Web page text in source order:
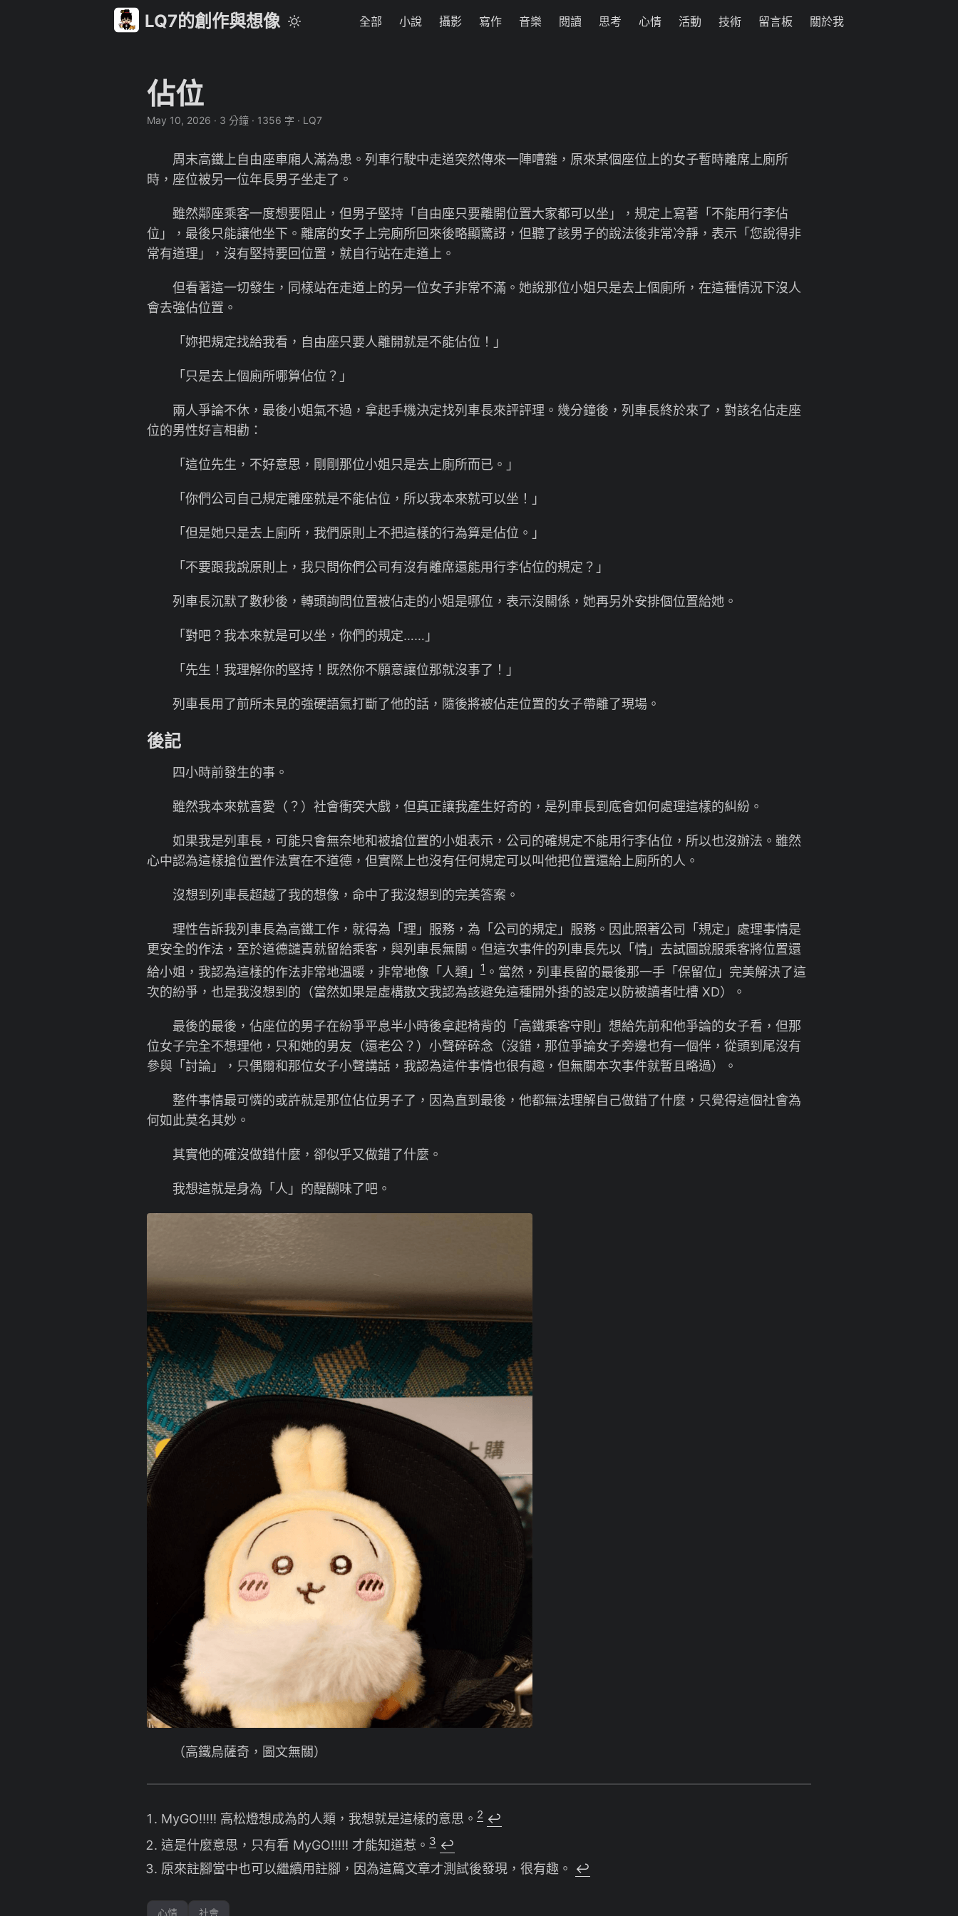
LQ7的創作與想像 全部 小說 攝影 寫作 音樂 閱讀 思考 心情 活動 技術 留言板 關於我
佔位
May 10, 2026 · 3 分鐘 · 1356 字 · LQ7
周末高鐵上自由座車廂人滿為患。列車行駛中走道突然傳來一陣嘈雜，原來某個座位上的女子暫時離席上廁所
時，座位被另一位年長男子坐走了。
雖然鄰座乘客一度想要阻止，但男子堅持「自由座只要離開位置大家都可以坐」，規定上寫著「不能用行李佔
位」，最後只能讓他坐下。離席的女子上完廁所回來後略顯驚訝，但聽了該男子的說法後非常冷靜，表示「您說得非
常有道理」，沒有堅持要回位置，就自行站在走道上。
但看著這一切發生，同樣站在走道上的另一位女子非常不滿。她說那位小姐只是去上個廁所，在這種情況下沒人
會去強佔位置。
「妳把規定找給我看，自由座只要人離開就是不能佔位！」
「只是去上個廁所哪算佔位？」
兩人爭論不休，最後小姐氣不過，拿起手機決定找列車長來評評理。幾分鐘後，列車長終於來了，對該名佔走座
位的男性好言相勸：
「這位先生，不好意思，剛剛那位小姐只是去上廁所而已。」
「你們公司自己規定離座就是不能佔位，所以我本來就可以坐！」
「但是她只是去上廁所，我們原則上不把這樣的行為算是佔位。」
「不要跟我說原則上，我只問你們公司有沒有離席還能用行李佔位的規定？」
列車長沉默了數秒後，轉頭詢問位置被佔走的小姐是哪位，表示沒關係，她再另外安排個位置給她。
「對吧？我本來就是可以坐，你們的規定……」
「先生！我理解你的堅持！既然你不願意讓位那就沒事了！」
列車長用了前所未見的強硬語氣打斷了他的話，隨後將被佔走位置的女子帶離了現場。
後記
四小時前發生的事。
雖然我本來就喜愛（？）社會衝突大戲，但真正讓我產生好奇的，是列車長到底會如何處理這樣的糾紛。
如果我是列車長，可能只會無奈地和被搶位置的小姐表示，公司的確規定不能用行李佔位，所以也沒辦法。雖然
心中認為這樣搶位置作法實在不道德，但實際上也沒有任何規定可以叫他把位置還給上廁所的人。
沒想到列車長超越了我的想像，命中了我沒想到的完美答案。
理性告訴我列車長為高鐵工作，就得為「理」服務，為「公司的規定」服務。因此照著公司「規定」處理事情是
更安全的作法，至於道德譴責就留給乘客，與列車長無關。但這次事件的列車長先以「情」去試圖說服乘客將位置還
給小姐，我認為這樣的作法非常地溫暖，非常地像「人類」
1 。當然，列車長留的最後那一手「保留位」完美解決了這
次的紛爭，也是我沒想到的（當然如果是虛構散文我認為該避免這種開外掛的設定以防被讀者吐槽 XD）。
最後的最後，佔座位的男子在紛爭平息半小時後拿起椅背的「高鐵乘客守則」想給先前和他爭論的女子看，但那
位女子完全不想理他，只和她的男友（還老公？）小聲碎碎念（沒錯，那位爭論女子旁邊也有一個伴，從頭到尾沒有
參與「討論」，只偶爾和那位女子小聲講話，我認為這件事情也很有趣，但無關本次事件就暫且略過）。
整件事情最可憐的或許就是那位佔位男子了，因為直到最後，他都無法理解自己做錯了什麼，只覺得這個社會為
何如此莫名其妙。
其實他的確沒做錯什麼，卻似乎又做錯了什麼。
我想這就是身為「人」的醍醐味了吧。
（高鐵烏薩奇，圖文無關）
MyGO!!!!! 高松燈想成為的人類，我想就是這樣的意思。 2 ↩︎
這是什麼意思，只有看 MyGO!!!!! 才能知道惹。 3 ↩︎
原來註腳當中也可以繼續用註腳，因為這篇文章才測試後發現，很有趣。 ↩︎
心情 社會